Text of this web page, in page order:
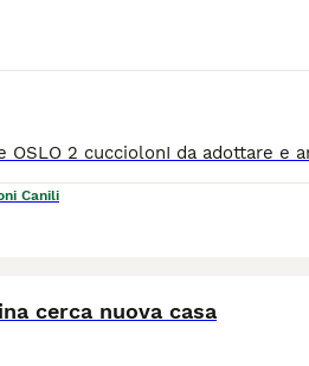
Canili
cerca nuova casa